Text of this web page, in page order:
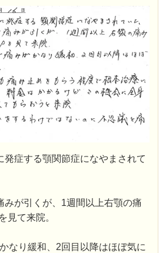
発症する顎関節症になやまされて
みが引くが、1週間以上右顎の痛
見て来院。
なり緩和、2回目以降はほぼ気に